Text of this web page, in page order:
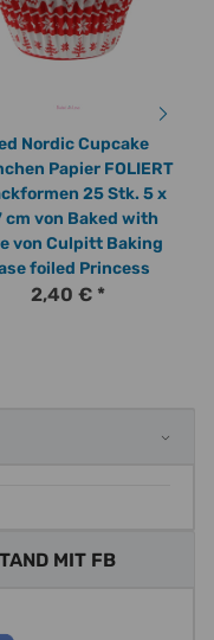
Nordic Cupcake
Papier FOLIERT
25 Stk. 5 x
cm von Baked with
von Culpitt Baking
foiled Princess
2,40 € *
MIT FB